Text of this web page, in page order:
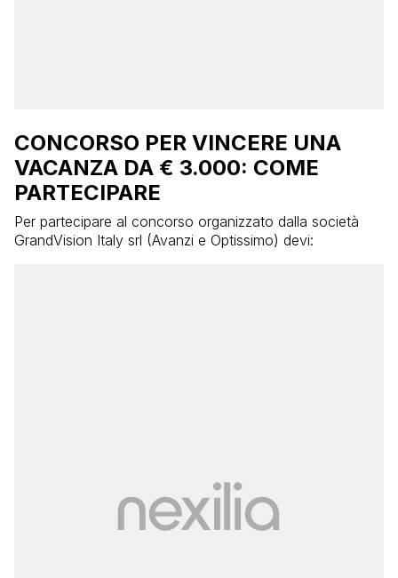
CONCORSO PER VINCERE UNA
VACANZA DA € 3.000: COME
PARTECIPARE
Per partecipare al concorso organizzato dalla società
GrandVision Italy srl (Avanzi e Optissimo) devi: